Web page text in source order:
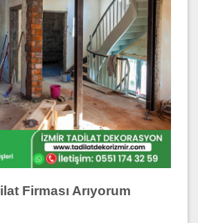
Firması Arıyorum